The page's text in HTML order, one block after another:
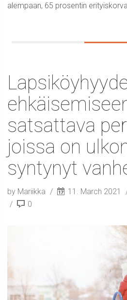
alempaan, 65 prosentin
satsattava
joissa on
syntynyt
by Mariikka 11. March 2021
0